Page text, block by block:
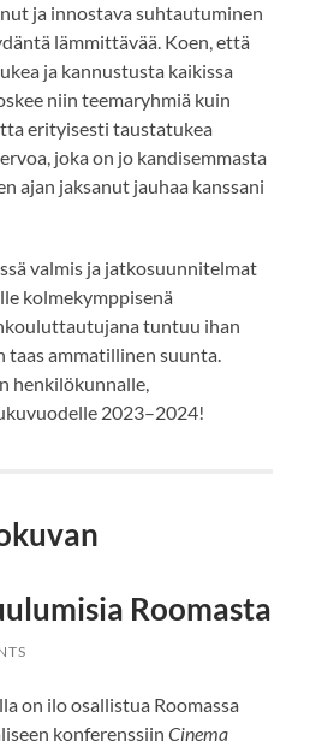
ja innostava suhtautuminen
lämmittävää. Koen, että
ja kannustusta kaikissa
niin teemaryhmiä kuin
erityisesti taustatukea
joka on jo kandisemmasta
ajan jaksanut jauhaa kanssani
valmis ja jatkosuunnitelmat
kolmekymppisenä
tuntuu ihan
taas ammatillinen suunta.
henkilökunnalle,
2023–2024!
Roomasta
on ilo osallistua Roomassa
konferenssiinCinema